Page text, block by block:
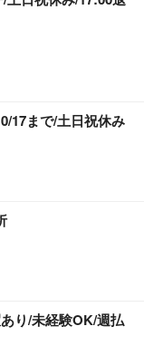
17まで/土日祝休み
り/未経験OK/週払